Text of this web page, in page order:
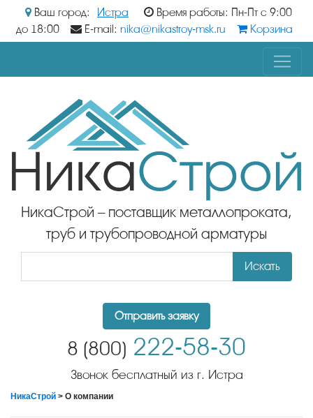
Ваш город: Истра
Время работы: Пн-Пт с 9:00
до 18:00
E-mail: nika@nikastroy-msk.ru Корзина
НикаСтрой – поставщик металлопроката,
труб и трубопроводной арматуры
Искать
Отправить заявку
8 (800) 222-58-30
Звонок бесплатный из г. Истра
НикаСтрой > О компании